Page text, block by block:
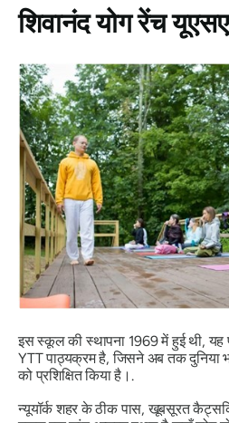
शिवानंद योग रेंच
इस स्कूल की स्थापना 1969 में हुई थी,
YTT पाठ्यक्रम है, जिसने अब तक दुनिया
को प्रशिक्षित किया है।.
न्यूयॉर्क शहर के ठीक पास, खूबसूरत